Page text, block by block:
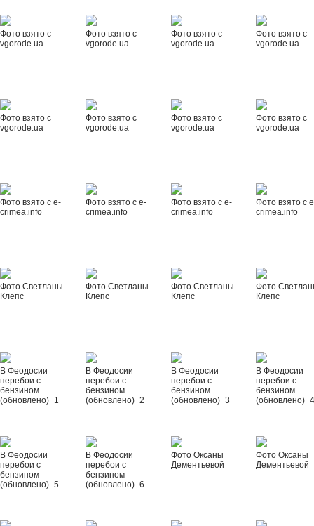
Фото взято с
vgorode.ua
Фото взято с
vgorode.ua
Фото взято с
vgorode.ua
Фото взято с
vgorode.ua
Фото взято с
vgorode.ua
Фото взято с
vgorode.ua
Фото взято с
vgorode.ua
Фото взято с
vgorode.ua
Фото взято с e-
crimea.info
Фото взято с e-
crimea.info
Фото взято с e-
crimea.info
Фото взято с
crimea.info
Фото Светланы
Клепс
Фото Светланы
Клепс
Фото Светланы
Клепс
Фото
Клепс
В Феодосии
перебои с
бензином
(обновлено)_1
В Феодосии
перебои с
бензином
(обновлено)_2
В Феодосии
перебои с
бензином
(обновлено)_3
В Феодосии
перебои с
бензином
В Феодосии
перебои с
бензином
(обновлено)_5
В Феодосии
перебои с
бензином
(обновлено)_6
Фото Оксаны
Дементьевой
Фото Оксаны
Дементьевой